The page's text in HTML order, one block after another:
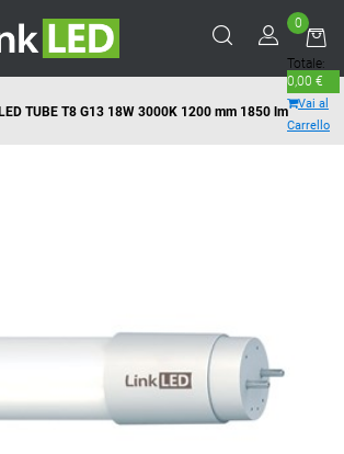
0
Totale:
0,00 €
Vai al
Carrello
LED TUBE T8 G13 18W 3000K 1200 mm 1850 lm